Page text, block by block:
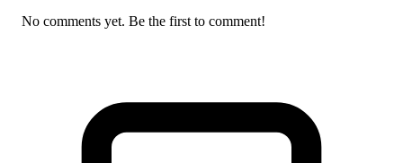
No comments yet. Be the first to comment!